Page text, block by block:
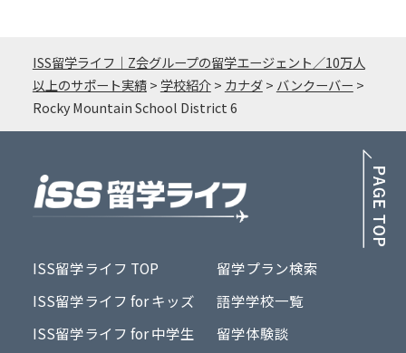
ISS留学ライフ｜Z会グループの留学エージェント／10万人
以上のサポート実績> 学校紹介> カナダ> バンクーバー >
Rocky Mountain School District 6
ISS留学ライフ TOP
ISS留学ライフ for キッズ
ISS留学ライフ for 中学生
留学プラン検索
語学学校一覧
留学体験談